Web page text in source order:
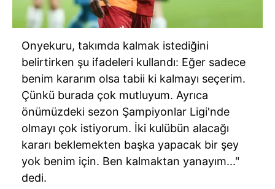
Onyekuru, takımda kalmak istediğini
belirtirken şu ifadeleri kullandı: Eğer sadece
benim kararım olsa tabii ki kalmayı seçerim.
Çünkü burada çok mutluyum. Ayrıca
önümüzdeki sezon Şampiyonlar Ligi'nde
olmayı çok istiyorum. İki kulübün alacağı
kararı beklemekten başka yapacak bir şey
yok benim için. Ben kalmaktan yanayım..."
dedi.